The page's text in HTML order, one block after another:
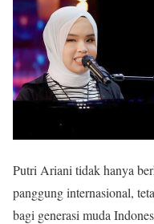
Putri Ariani tidak hanya
panggung internasional,
bagi generasi muda